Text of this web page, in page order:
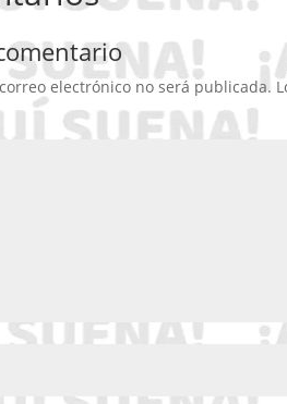
electrónico no será publicada.